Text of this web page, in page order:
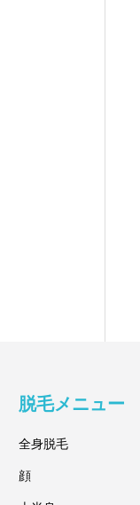
脱毛メニュー
全身脱毛
顔